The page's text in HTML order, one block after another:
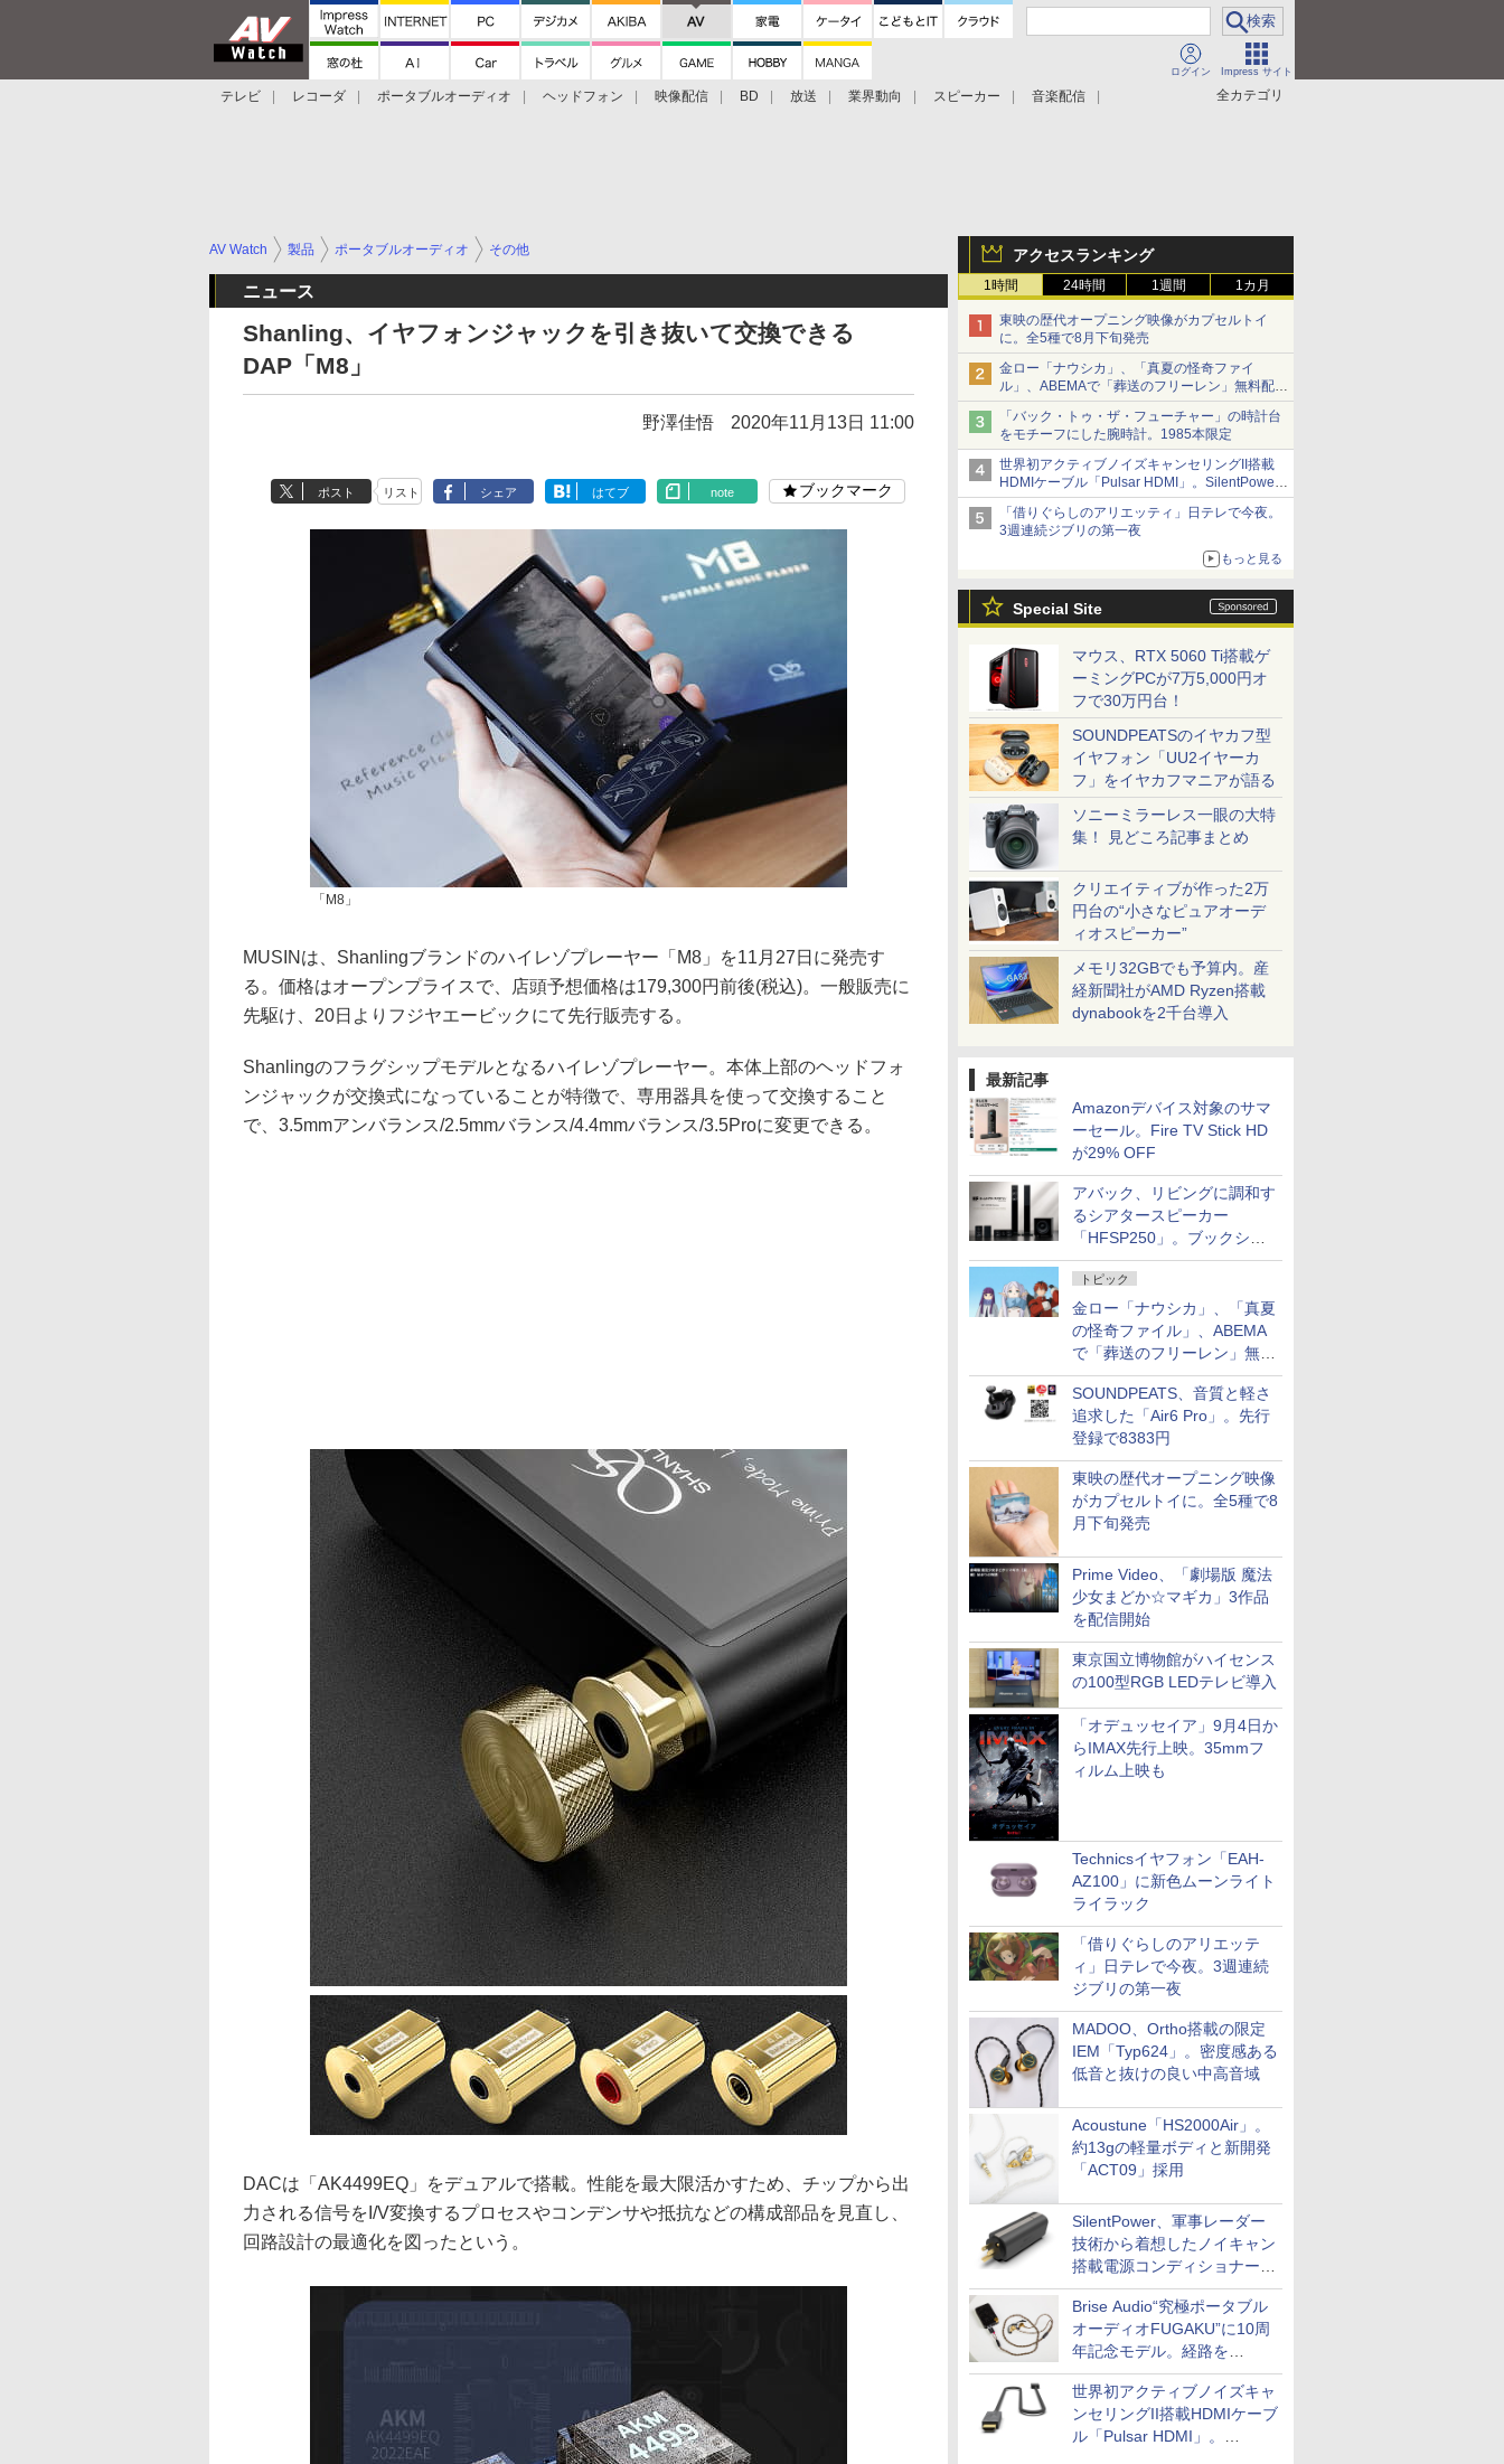
ログイン Impress サイト
全カテゴリ
テレビ レコーダ ポータブルオーディオ ヘッドフォン 映像配信 BD 放送 業界動向 スピーカー
音楽配信
アクセスランキング
1時間 24時間 1週間 1カ月
東映の歴代オープニング映像がカプセルトイ
に。全5種で8月下旬発売
金ロー「ナウシカ」、「真夏の怪奇ファイ
ル」、ABEMAで「葬送のフリーレン」無料配信
など。夏の特番・配信情報
「バック・トゥ・ザ・フューチャー」の時計台
をモチーフにした腕時計。1985本限定
世界初アクティブノイズキャンセリングII搭載
HDMIケーブル「Pulsar HDMI」。SilentPower
から
「借りぐらしのアリエッティ」日テレで今夜。
3週連続ジブリの第一夜
もっと見る
Special Site
マウス、RTX 5060 Ti搭載ゲ
ーミングPCが7万5,000円オ
フで30万円台！
SOUNDPEATSのイヤカフ型
イヤフォン「UU2イヤーカ
フ」をイヤカフマニアが語る
ソニーミラーレス一眼の大特
集！ 見どころ記事まとめ
クリエイティブが作った2万
円台の“小さなピュアオーデ
ィオスピーカー”
メモリ32GBでも予算内。産
経新聞社がAMD Ryzen搭載
dynabookを2千台導入
最新記事
Amazonデバイス対象のサマ
ーセール。Fire TV Stick HD
が29% OFF
アバック、リビングに調和す
るシアタースピーカー
「HFSP250」。ブックシェ
ルフはペア3万円以下
トピック
金ロー「ナウシカ」、「真夏
の怪奇ファイル」、ABEMA
で「葬送のフリーレン」無料
配信など。夏の特番・配信情
報
SOUNDPEATS、音質と軽さ
追求した「Air6 Pro」。先行
登録で8383円
東映の歴代オープニング映像
がカプセルトイに。全5種で8
月下旬発売
Prime Video、「劇場版 魔法
少女まどか☆マギカ」3作品
を配信開始
東京国立博物館がハイセンス
の100型RGB LEDテレビ導入
「オデュッセイア」9月4日か
らIMAX先行上映。35mmフ
ィルム上映も
Technicsイヤフォン「EAH-
AZ100」に新色ムーンライト
ライラック
「借りぐらしのアリエッテ
ィ」日テレで今夜。3週連続
ジブリの第一夜
MADOO、Ortho搭載の限定
IEM「Typ624」。密度感ある
低音と抜けの良い中高音域
Acoustune「HS2000Air」。
約13gの軽量ボディと新開発
「ACT09」採用
SilentPower、軍事レーダー
技術から着想したノイキャン
搭載電源コンディショナー
「AC iPurifier2」
Brise Audio“究極ポータブル
オーディオFUGAKU”に10周
年記念モデル。経路を
NISHIKIで統一。400万円
世界初アクティブノイズキャ
ンセリングII搭載HDMIケーブ
ル「Pulsar HDMI」。
AV Watch 製品 ポータブルオーディオ その他
ニュース
Shanling、イヤフォンジャックを引き抜いて交換できる
DAP「M8」
野澤佳悟 2020年11月13日 11:00
ポスト リスト シェア はてブ note ブックマーク
「M8」
MUSINは、Shanlingブランドのハイレゾプレーヤー「M8」を11月27日に発売す
る。価格はオープンプライスで、店頭予想価格は179,300円前後(税込)。一般販売に
先駆け、20日よりフジヤエービックにて先行販売する。
Shanlingのフラグシップモデルとなるハイレゾプレーヤー。本体上部のヘッドフォ
ンジャックが交換式になっていることが特徴で、専用器具を使って交換すること
で、3.5mmアンバランス/2.5mmバランス/4.4mmバランス/3.5Proに変更できる。
DACは「AK4499EQ」をデュアルで搭載。性能を最大限活かすため、チップから出
力される信号をI/V変換するプロセスやコンデンサや抵抗などの構成部品を見直し、
回路設計の最適化を図ったという。